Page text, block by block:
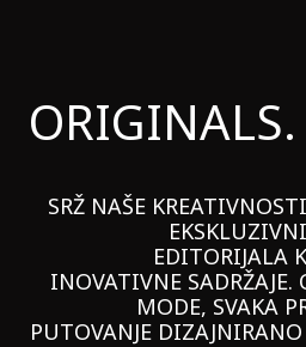
ORIGINALS.
SRŽ NAŠE
EDITORIJALA
INOVATIVNE
MODE, SVAKA
PUTOVANJE